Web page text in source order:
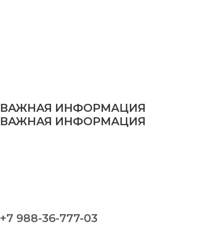
ВАЖНАЯ ИНФОРМАЦИЯ
ВАЖНАЯ ИНФОРМАЦИЯ
+7 988-36-777-03